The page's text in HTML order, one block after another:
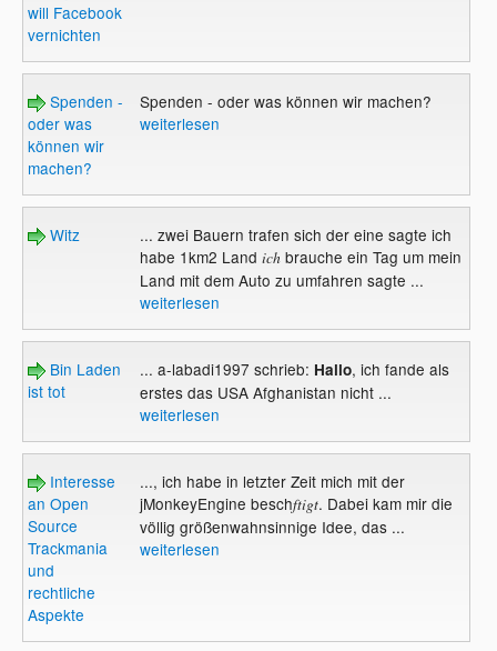
will Facebook
vernichten
Spenden -
oder was
können wir
machen?
Spenden - oder was können wir machen?
weiterlesen
Witz
... zwei Bauern trafen sich der eine sagte ich
habe 1km2 Land ichbrauche ein Tag um mein
Land mit dem Auto zu umfahren sagte ...
weiterlesen
Bin Laden
ist tot
... a-labadi1997 schrieb: Hallo, ich fande als
erstes das USA Afghanistan nicht ...
weiterlesen
Interesse
an Open
Source
Trackmania
und
rechtliche
Aspekte
..., ich habe in letzter Zeit mich mit der
jMonkeyEngine beschftigt. Dabei kam mir die
völlig größenwahnsinnige Idee, das ...
weiterlesen